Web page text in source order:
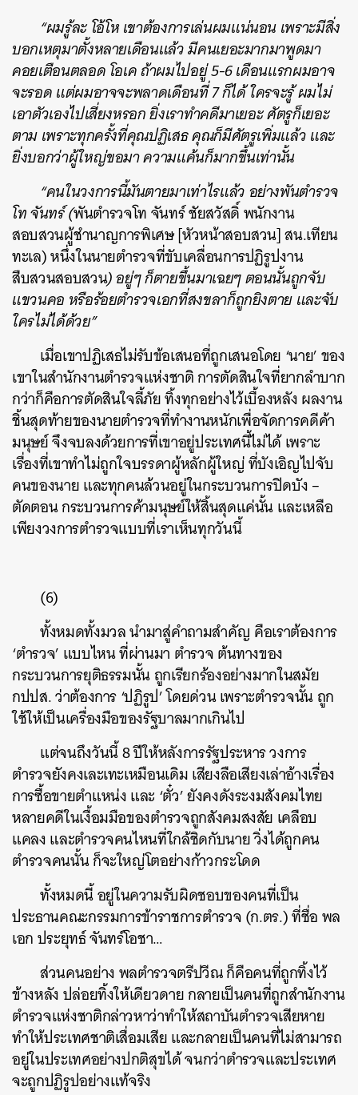
“ผมรู้ละ โอ้โห เขาต้องการเล่นผมแน่นอน เพราะมีสิ่ง
บอกเหตุมาตั้งหลายเดือนแล้ว มีคนเยอะมากมาพูดมา
คอยเตือนตลอด โอเค ถ้าผมไปอยู่ 5-6 เดือนแรกผมอาจ
จะรอด แต่ผมอาจจะพลาดเดือนที่ 7 ก็ได้ ใครจะรู้ ผมไม่
เอาตัวเองไปเสี่ยงหรอก ยิ่งเราทำคดีมาเยอะ ศัตรูก็เยอะ
ตาม เพราะทุกครั้งที่คุณปฏิเสธ คุณก็มีศัตรูเพิ่มแล้ว และ
ยิ่งบอกว่าผู้ใหญ่ขอมา ความแค้นก็มากขึ้นเท่านั้น
“คนในวงการนี้มันตายมาเท่าไรแล้ว อย่างพันตำรวจ
โท จันทร์ (พันตำรวจโท จันทร์ ชัยสวัสดิ์ พนักงาน
สอบสวนผู้ชำนาญการพิเศษ [หัวหน้าสอบสวน] สน.เทียน
ทะเล) หนึ่งในนายตำรวจที่ขับเคลื่อนการปฏิรูปงาน
สืบสวนสอบสวน) อยู่ๆ ก็ตายขึ้นมาเฉยๆ ตอนนั้นถูกจับ
แขวนคอ หรือร้อยตำรวจเอกที่สงขลาก็ถูกยิงตาย และจับ
ใครไม่ได้ด้วย”
เมื่อเขาปฏิเสธไม่รับข้อเสนอที่ถูกเสนอโดย ‘นาย’ ของ
เขาในสำนักงานตำรวจแห่งชาติ การตัดสินใจที่ยากลำบาก
กว่าก็คือการตัดสินใจลี้ภัย ทิ้งทุกอย่างไว้เบื้องหลัง ผลงาน
ชิ้นสุดท้ายของนายตำรวจที่ทำงานหนักเพื่อจัดการคดีค้า
มนุษย์ จึงจบลงด้วยการที่เขาอยู่ประเทศนี้ไม่ได้ เพราะ
เรื่องที่เขาทำไม่ถูกใจบรรดาผู้หลักผู้ใหญ่ ที่บังเอิญไปจับ
คนของนาย และทุกคนล้วนอยู่ในกระบวนการปิดบัง –
ตัดตอน กระบวนการค้ามนุษย์ให้สิ้นสุดแค่นั้น และเหลือ
เพียงวงการตำรวจแบบที่เราเห็นทุกวันนี้
(6)
ทั้งหมดทั้งมวล นำมาสู่คำถามสำคัญ คือเราต้องการ
‘ตำรวจ’ แบบไหน ที่ผ่านมา ตำรวจ ต้นทางของ
กระบวนการยุติธรรมนั้น ถูกเรียกร้องอย่างมากในสมัย
กปปส. ว่าต้องการ ‘ปฏิรูป’ โดยด่วน เพราะตำรวจนั้น ถูก
ใช้ให้เป็นเครื่องมือของรัฐบาลมากเกินไป
แต่จนถึงวันนี้ 8 ปีให้หลังการรัฐประหาร วงการ
ตำรวจยังคงเละเทะเหมือนเดิม เสียงลือเสียงเล่าอ้างเรื่อง
การซื้อขายตำแหน่ง และ ‘ตั๋ว’ ยังคงดังระงมสังคมไทย
หลายคดีในเงื้อมมือของตำรวจถูกสังคมสงสัย เคลือบ
แคลง และตำรวจคนไหนที่ใกล้ชิดกับนาย วิ่งได้ถูกคน
ตำรวจคนนั้น ก็จะใหญ่โตอย่างก้าวกระโดด
ทั้งหมดนี้ อยู่ในความรับผิดชอบของคนที่เป็น
ประธานคณะกรรมการข้าราชการตำรวจ (ก.ตร.) ที่ชื่อ พล
เอก ประยุทธ์ จันทร์โอชา…
ส่วนคนอย่าง พลตำรวจตรีปวีณ ก็คือคนที่ถูกทิ้งไว้
ข้างหลัง ปล่อยทิ้งให้เดียวดาย กลายเป็นคนที่ถูกสำนักงาน
ตำรวจแห่งชาติกล่าวหาว่าทำให้สถาบันตำรวจเสียหาย
ทำให้ประเทศชาติเสื่อมเสีย และกลายเป็นคนที่ไม่สามารถ
อยู่ในประเทศอย่างปกติสุขได้ จนกว่าตำรวจและประเทศ
จะถูกปฏิรูปอย่างแท้จริง